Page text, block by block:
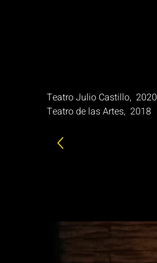
Teatro Julio Castillo, 2020
Teatro de las Artes, 2018